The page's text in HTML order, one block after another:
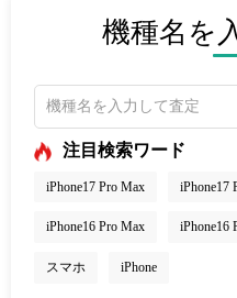
機種名を
注目検索ワード
iPhone17 Pro Max iPhone17
iPhone16 Pro Max iPhone16
スマホ iPhone